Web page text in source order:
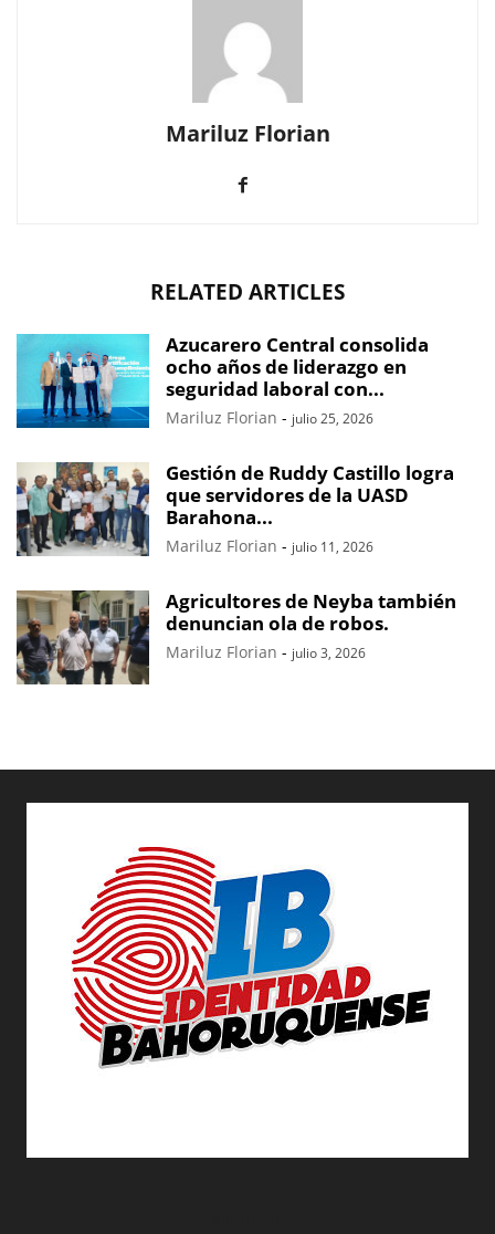
Mariluz Florian
RELATED ARTICLES
Azucarero Central consolida
ocho años de liderazgo en
seguridad laboral con...
Mariluz Florian - julio 25, 2026
Gestión de Ruddy Castillo logra
que servidores de la UASD
Barahona...
Mariluz Florian - julio 11, 2026
Agricultores de Neyba también
denuncian ola de robos.
Mariluz Florian - julio 3, 2026